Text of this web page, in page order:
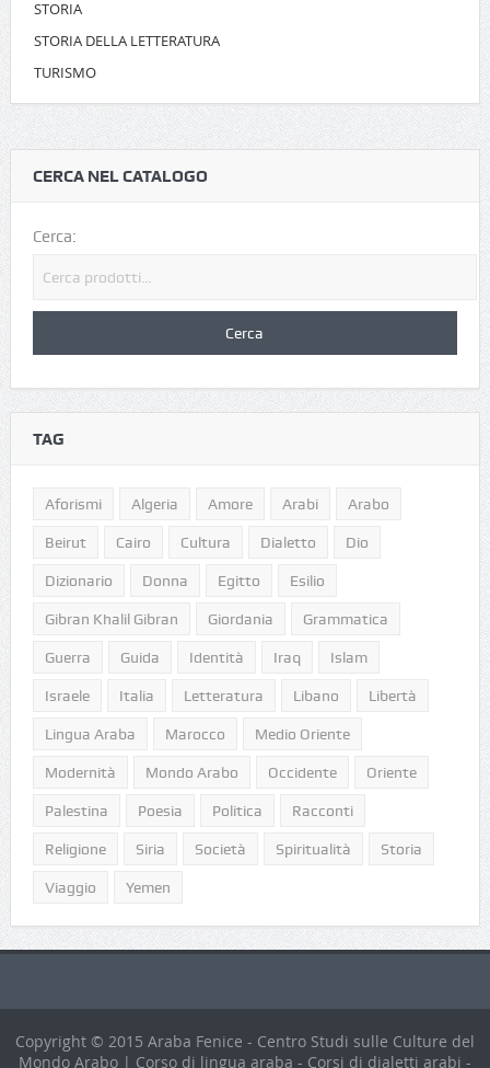
STORIA
STORIA DELLA LETTERATURA
TURISMO
CERCA NEL CATALOGO
Cerca:
TAG
Aforismi Algeria Amore Arabi Arabo
Beirut Cairo Cultura Dialetto Dio
Dizionario Donna Egitto Esilio
Gibran Khalil Gibran Giordania Grammatica
Guerra Guida Identità Iraq Islam
Israele Italia Letteratura Libano Libertà
Lingua Araba Marocco Medio Oriente
Modernità Mondo Arabo Occidente Oriente
Palestina Poesia Politica Racconti
Religione Siria Società Spiritualità Storia
Viaggio Yemen
Copyright © 2015 Araba Fenice - Centro Studi sulle Culture del
Mondo Arabo | Corso di lingua araba - Corsi di dialetti arabi -